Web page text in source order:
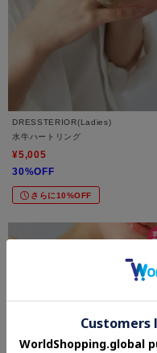
DRESSTERIOR(Ladies)
水牛ハートリング
¥5,005
30%OFF
さらに10%OFF